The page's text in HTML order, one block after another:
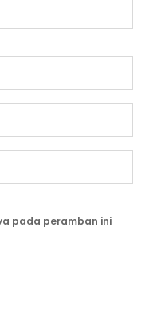
pada peramban ini